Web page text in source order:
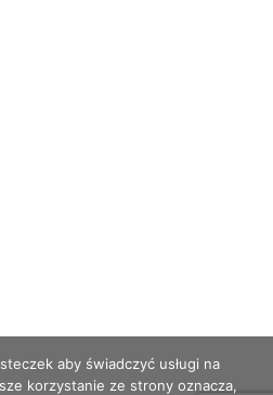
aby świadczyć usługi na
korzystanie ze strony oznacza,